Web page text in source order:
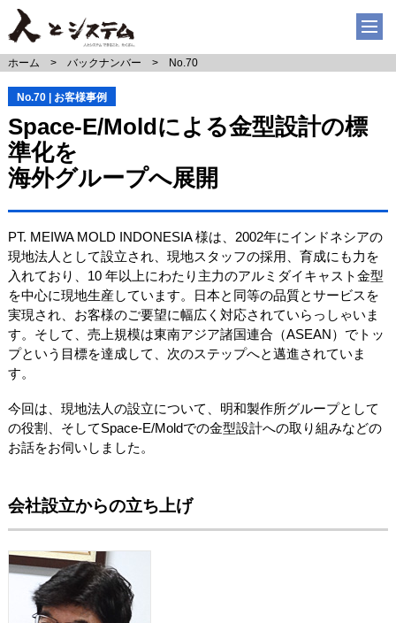
ホーム バックナンバー No.70
No.70 | お客様事例
Space-E/Moldによる金型設計の標
準化を
海外グループへ展開
PT. MEIWA MOLD INDONESIA 様は、2002年にインドネシアの
現地法人として設立され、現地スタッフの採用、育成にも力を
入れており、10 年以上にわたり主力のアルミダイキャスト金型
を中心に現地生産しています。日本と同等の品質とサービスを
実現され、お客様のご要望に幅広く対応されていらっしゃいま
す。そして、売上規模は東南アジア諸国連合（ASEAN）でトッ
プという目標を達成して、次のステップへと邁進されていま
す。
今回は、現地法人の設立について、明和製作所グループとして
の役割、そしてSpace-E/Moldでの金型設計への取り組みなどの
お話をお伺いしました。
会社設立からの立ち上げ